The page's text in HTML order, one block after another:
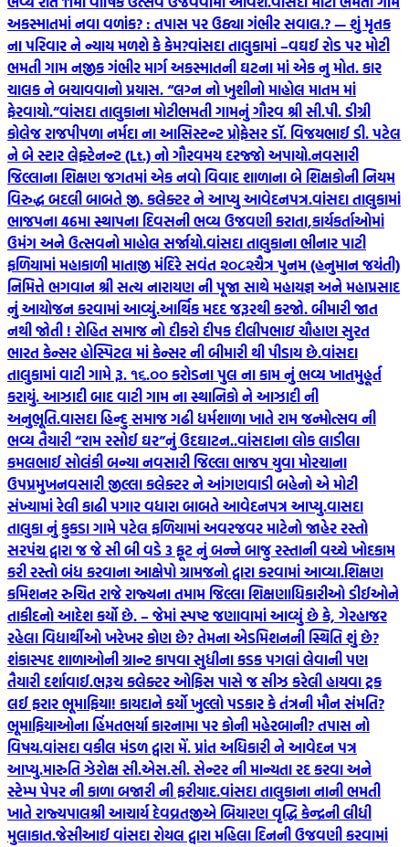
અકસ્માતમાં નવા વળાંક? : તપાસ પર ઉઠ્યા ગંભીર સવાલ.? — શું મૃતક
ના પરિવાર ને ન્યાય મળશે કે કેમ?વાંસદા તાલુકામાં –વઘઈ રોડ પર મોટી
ભમતી ગામ નજીક ગંભીર માર્ગ અકસ્માતની ઘટના માં એક નુ મોત. કાર
ચાલક ને બચાવવાનો પ્રયાસ. “લગ્ન નો ખુશીનો માહોલ માતમ માં
ફેરવાયો.”વાંસદા તાલુકાના મોટીભમતી ગામનું ગૌરવ શ્રી સી.પી. ડીગ્રી
કોલેજ રાજપીપળા નર્મદા ના આસિસ્ટન્ટ પ્રોફેસર ડૉ. વિજયભાઈ ડી. પટેલ
ને બે સ્ટાર લેફ્ટેનન્ટ (Lt.) નો ગૌરવમય દરજ્જો અપાયો.નવસારી
જિલ્લાના શિક્ષણ જગતમાં એક નવો વિવાદ શાળાના બે શિક્ષકોની નિયમ
વિરુદ્ધ બદલી બાબતે જી. કલેક્ટર ને આપ્યુ આવેદનપત્ર.વાંસદા તાલુકામાં
ભાજપના 46મા સ્થાપના દિવસની ભવ્ય ઉજવણી કરાતા,કાર્યકર્તાઓમાં
ઉમંગ અને ઉત્સવનો માહોલ સર્જાયો.વાંસદા તાલુકાના ભીનાર પાટી
ફળિયામાં મહાકાળી માતાજી મંદિરે સવંત ‌‌૨૦૮૨ચૈત્ર‌ પુનમ (હનુમાન જયંતી)
નિમિત્તે ભગવાન શ્રી સત્ય નારાયણ ની પૂજા સાથે મહાયજ્ઞ અને મહાપ્રસાદ
નું આયોજન કરવામાં આવ્યું.આર્થિક મદદ જરૂરથી કરજો. બીમારી જાત
નથી જોતી ! રોહિત સમાજ નો દીકરો દીપક દીલીપભાઇ ચૌહાણ સુરત
ભારત કેન્સર હોસ્પિટલ માં કેન્સર ની બીમારી થી પીડાય છે.વાંસદા
તાલુકામાં વાટી ગામે રૂ. ૧૬.૦૦ કરોડના પુલ ના કામ નું ભવ્ય ખાતમુહૂર્ત
કરાયું. આઝાદી બાદ વાટી ગામ ના સ્થાનિકો ને આઝાદી ની
અનુભૂતિ.વાસદા હિન્દુ સમાજ ગઢી ધર્મશાળા ખાતે રામ જન્મોત્સવ ની
ભવ્ય તૈયારી “રામ રસોઈ ઘર”નું ઉદઘાટન..વાંસદાના લોક લાડીલા
કમલભાઈ સોલંકી બન્યા નવસારી જિલ્લા ભાજપ યુવા મોરચાના
ઉપપ્રમુખનવસારી જીલ્લા કલેક્ટર ને આંગણવાડી બહેનો એ મોટી
સંખ્યામાં રેલી કાઢી પગાર વધારા બાબતે આવેદનપત્ર આપ્યુ.વાસદા
તાલુકા નું કુકડા ગામે પટેલ ફળિયામાં અવરજવર માટેનો જાહેર રસ્તો
સરપંચ દ્વારા જ જે સી બી વડે 3 ફૂટ નું બન્ને બાજુ રસ્તાની વચ્ચે ખોદકામ
કરી રસ્તો બંધ કરવાના આક્ષેપો ગ્રામજનો દ્વારા કરવામાં આવ્યા.શિક્ષણ
કમિશનર રુચિત રાજે રાજ્યના તમામ જિલ્લા શિક્ષણાધિકારીઓ ડીઈઓને
તાકીદનો આદેશ કર્યો છે. – જેમાં સ્પષ્ટ જણાવામાં આવ્યું છે કે, ગેરહાજર
રહેલા વિદ્યાર્થીઓ ખરેખર કોણ છે? તેમના એડમિશનની સ્થિતિ શું છે?
શંકાસ્પદ શાળાઓની ગ્રાન્ટ કાપવા સુધીના કડક પગલાં લેવાની પણ
તૈયારી દર્શાવાઈ.ભરૂચ કલેક્ટર ઓફિસ પાસે જ સીઝ કરેલી હાયવા ટ્રક
લઈ ફરાર ભૂમાફિયા! કાયદાને કર્યો ખુલ્લો પડકાર કે તંત્રની મૌન સંમતિ?
ભૂમાફિયાઓના હિંમતભર્યા કારનામા પર કોની મહેરબાની? તપાસ નો
વિષય.વાંસદા વકીલ મંડળ દ્વારા મેં. પ્રાંત અધિકારી ને આવેદન પત્ર
આપ્યુ.મારુતિ ઝેરોક્ષ સી.એસ.સી. સેન્ટર ની માન્યતા રદ કરવા અને
સ્ટેમ્પ પેપર ની કાળા બજારી ની ફરીયાદ.વાંસદા તાલુકાના નાની ભમતી
ખાતે રાજ્યપાલશ્રી આચાર્ય દેવવ્રતજીએ બિયારણ વૃદ્ધિ કેન્દ્રની લીધી
મુલાકાત.જેસીઆઈ વાંસદા રોયલ દ્વારા મહિલા દિનની ઉજવણી કરવામાં